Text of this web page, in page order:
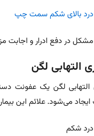
درد بالای شکم سمت چپ
مشکل در دفع ادرار و اجابت
التهابی لگن
التهابی لگن یک عفونت
ایجاد می‌شود. علائم این
درد شکم